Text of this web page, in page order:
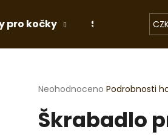
pro kočky Stelivo
Průměrné
produktu
je
Neohodnoceno Podrobnosti
Škrabadlo
najít?
HLEDAT